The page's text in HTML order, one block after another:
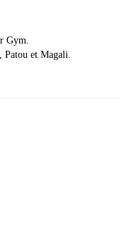
Gym.
Patou et Magali.